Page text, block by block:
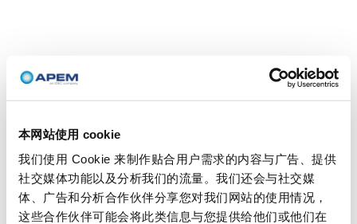
本网站使用 cookie
我们使用 Cookie 来制作贴合用户需求的内容与广告、提供
社交媒体功能以及分析我们的流量。我们还会与社交媒
体、广告和分析合作伙伴分享您对我们网站的使用情况，
这些合作伙伴可能会将此类信息与您提供给他们或他们在